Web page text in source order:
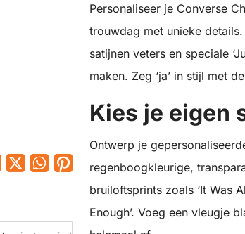
Personaliseer je Converse
trouwdag met unieke
satijnen veters en speciale
maken. Zeg ‘ja’ in stijl met
Kies je eigen
Ontwerp je
regenboogkleurige,
bruiloftsprints zoals ‘It Was
Enough’. Voeg een vleugje